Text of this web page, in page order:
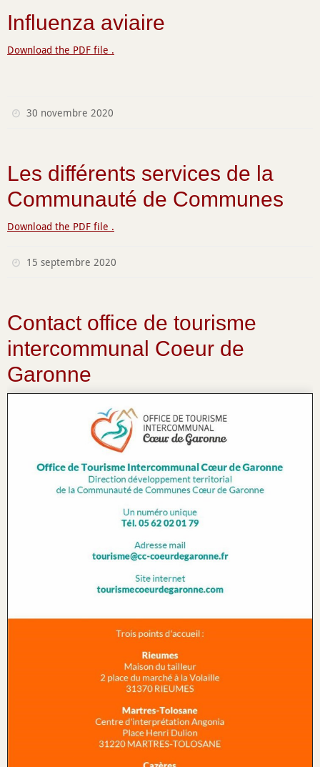
Influenza aviaire
Download the PDF file .
30 novembre 2020
Les différents services de la
Communauté de Communes
Download the PDF file .
15 septembre 2020
Contact office de tourisme
intercommunal Coeur de
Garonne